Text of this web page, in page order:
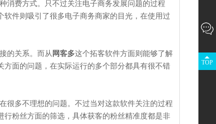
费方式。只不过关注电子商务发展问题的过程
软件则吸引了很多电子商务商家的目光，在使用过
的关系。而从 网客多这个拓客软件方面则能够了解
面的问题，在实际运行的多个部分都具有很不错
多不理想的问题。不过当对这款软件关注的过程
粉丝方面的筛选，具体获客的粉丝精准度都是非
TOP